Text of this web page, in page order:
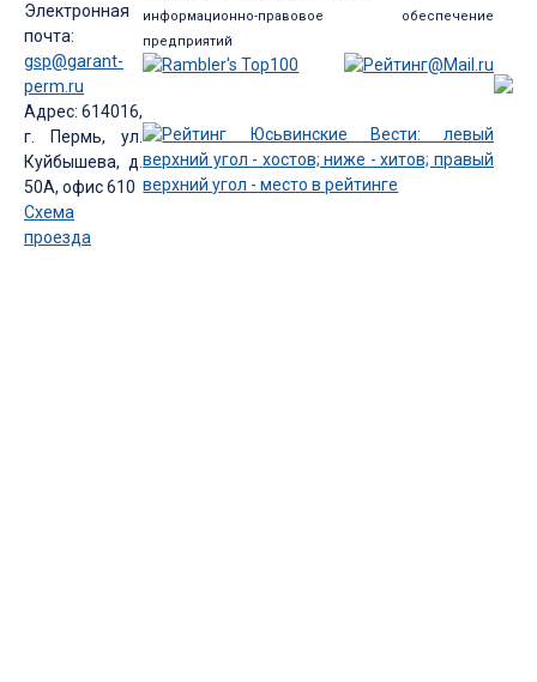
Электронная
почта:
gsp@garant-
perm.ru
Адрес: 614016,
г. Пермь, ул.
Куйбышева, д.
50А, офис 610
Схема
проезда
информационно-правовое обеспечение
предприятий